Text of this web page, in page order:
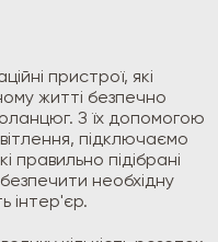
пристрої, які
житті безпечно
З їх допомогою
підключаємо
правильно підібрані
необхідну
інтер'єр.